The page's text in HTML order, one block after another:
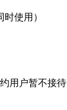
使用）
用户暂不接待